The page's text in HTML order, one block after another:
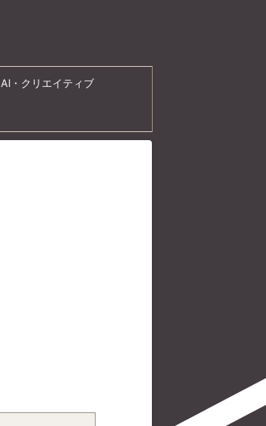
AI・クリエイティブ